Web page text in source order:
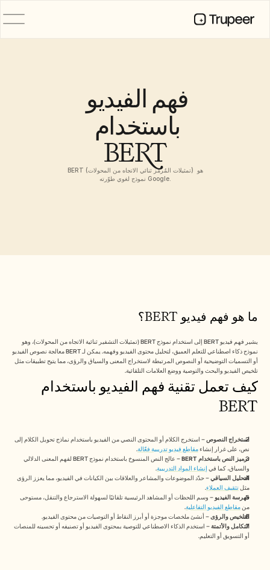
باستخدام
BERT
BERT (تمثيلات المُرمِّز ثنائي الاتجاه من المحولات) هو
نموذج لغوي طوّرته Google.
ما هو فهم فيديو BERT؟
تلخيص الفيديو والبحث والتوصية ووضع العلامات التلقائية.
BERT
استخراج النصوص
نص، على غرار إنشاء مقاطع فيديو تدريبية فعّالة.
ترميز النص باستخدام BERT
والسياق، كما في إنشاء المواد التدريبية.
التحليل السياقي
مثل تثقيف العملاء.
فهرسة الفيديو
من مقاطع الفيديو التفاعلية.
التلخيص والرؤى – أنشئ ملخصات موجزة أو أبرز النقاط أو التوصيات من محتوى الفيديو.
التكامل والأتمتة
أو التسويق أو التعليم.
قصص العملاء
مركز المساعدة
التسعير
صور رمزية للذكاء الاصطناعي
حِزم العلامة التجارية
تسجيل الشاشة بالذكاء الاصطناعي
حالات الاستخدام
تمكين المبيعات
ما قبل البيع
تسويق المنتجات
نجاح العملاء
التدريب